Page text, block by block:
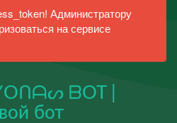
Администратору
на сервисе
ᗷOT |
бот